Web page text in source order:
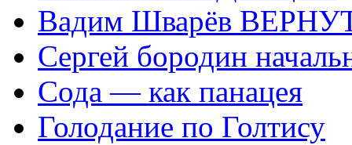
Вадим Шварёв
Сергей бородин
Сода — как панацея
Голодание по Голтису